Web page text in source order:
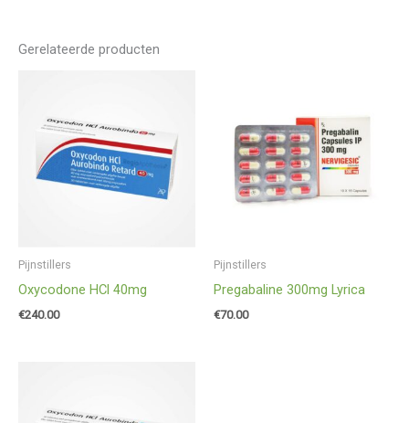
Gerelateerde producten
Pijnstillers
Oxycodone HCl 40mg
€240.00
Pijnstillers
Pregabaline 300mg Lyrica
€70.00